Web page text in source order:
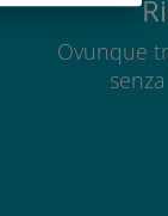
Ovunque